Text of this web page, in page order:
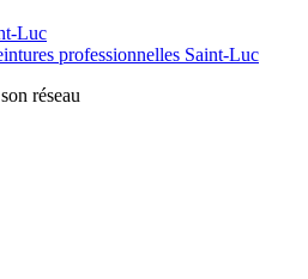
Luc
professionnelles Saint-Luc
réseau